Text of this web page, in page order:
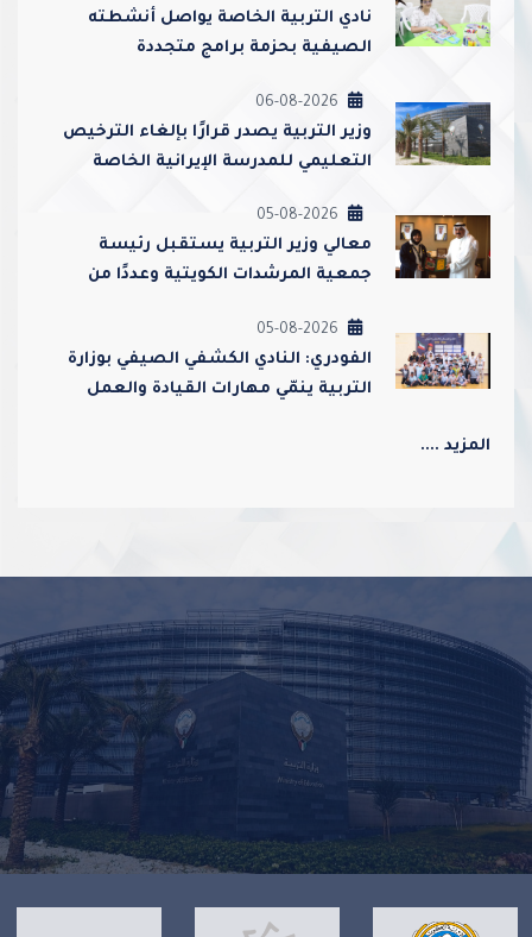
نادي التربية الخاصة يواصل أنشطته
الصيفية بحزمة برامج متجددة
06-08-2026
وزير التربية يصدر قرارًا بإلغاء الترخيص
التعليمي للمدرسة الإيرانية الخاصة
05-08-2026
معالي وزير التربية يستقبل رئيسة
جمعية المرشدات الكويتية وعددًا من
05-08-2026
الفودري: النادي الكشفي الصيفي بوزارة
التربية ينمّي مهارات القيادة والعمل
المزيد ....